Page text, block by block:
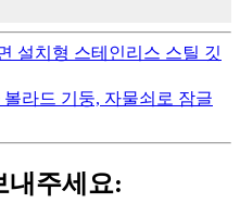
설치형 스테인리스 스틸 깃
라드 기둥, 자물쇠로 잠글
내주세요: